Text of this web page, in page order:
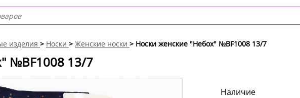
изделия > Носки > Женские носки > Носки женские "Небох" №BF1008 13/7
№BF1008 13/7
Наличие